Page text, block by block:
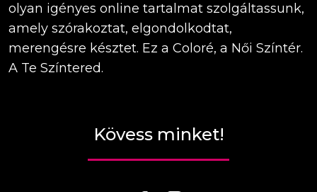
olyan igényes online tartalmat szolgáltassunk,
amely szórakoztat, elgondolkodtat,
merengésre késztet. Ez a Coloré, a Női Színtér.
A Te Színtered.
Kövess minket!